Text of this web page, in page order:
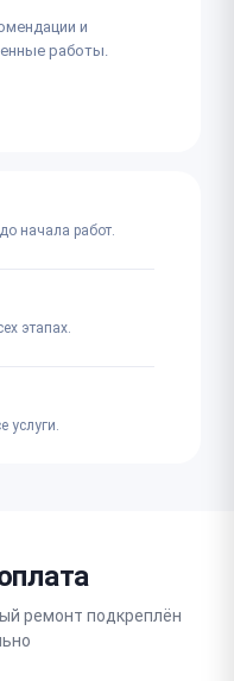
и
работы.
начала работ.
этапах.
услуги.
ремонт подкреплён